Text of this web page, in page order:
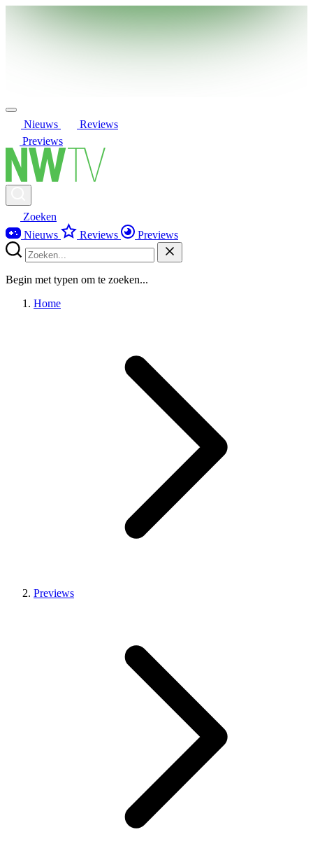
Nieuws
Reviews
Previews
Zoeken
Nieuws
Reviews Previews
Begin met typen om te zoeken...
Home
Previews